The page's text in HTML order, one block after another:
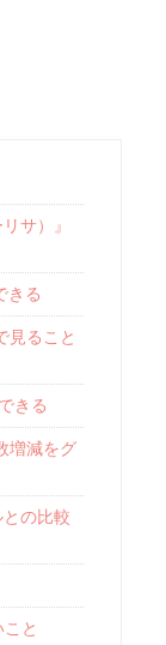
サ）』
きる
見ること
きる
増減をグ
との比較
と